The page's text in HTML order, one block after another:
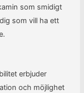
som smidigt
som vill ha ett
erbjuder
och möjlighet